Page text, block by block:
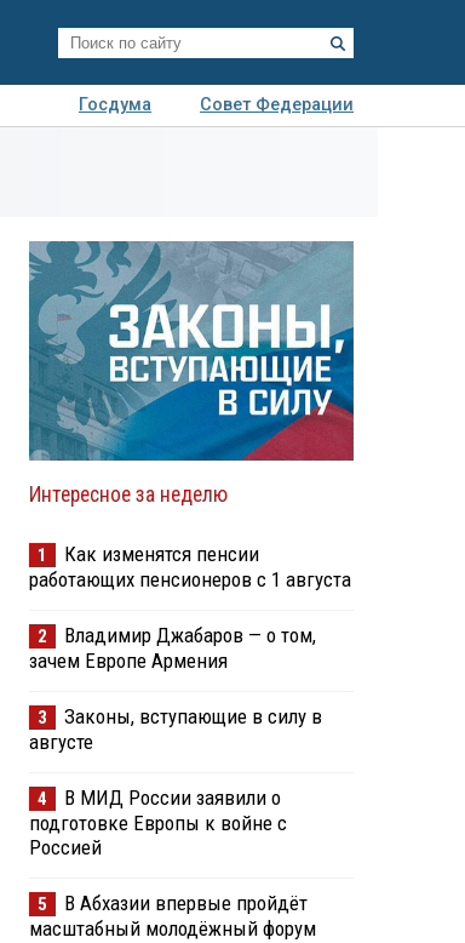
Госдума
Совет Федерации
Интересное за неделю
1
Как изменятся пенсии
работающих пенсионеров с 1 августа
2
Владимир Джабаров — о том,
зачем Европе Армения
3
Законы, вступающие в силу в
августе
4
В МИД России заявили о
подготовке Европы к войне с
Россией
5
В Абхазии впервые пройдёт
масштабный молодёжный форум